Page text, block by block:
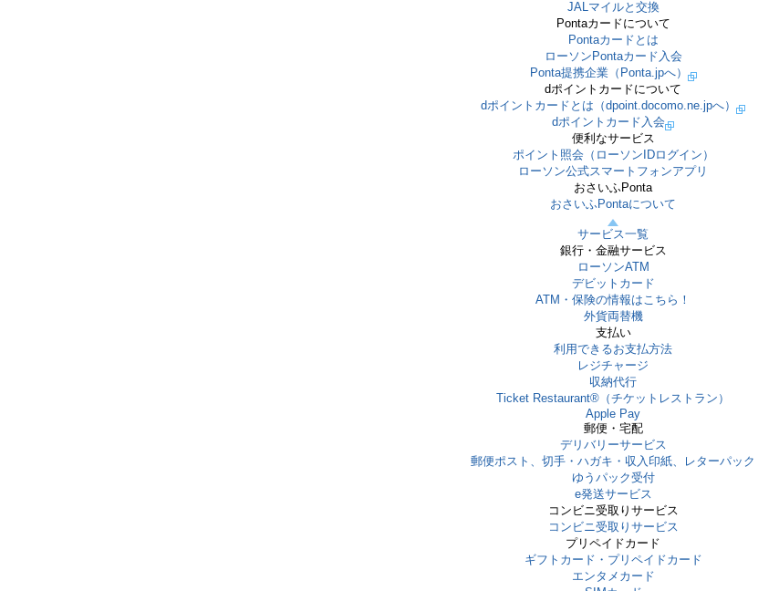
JALマイルと交換
Pontaカードについて
Pontaカードとは
ローソンPontaカード入会
Ponta提携企業（Ponta.jpへ）
dポイントカードについて
dポイントカードとは（dpoint.docomo.ne.jpへ）
dポイントカード入会
便利なサービス
ポイント照会（ローソンIDログイン）
ローソン公式スマートフォンアプリ
おさいふPonta
おさいふPontaについて
サービス一覧
銀行・金融サービス
ローソンATM
デビットカード
ATM・保険の情報はこちら！
外貨両替機
支払い
利用できるお支払方法
レジチャージ
収納代行
Ticket Restaurant®（チケットレストラン）
Apple Pay
郵便・宅配
デリバリーサービス
郵便ポスト、切手・ハガキ・収入印紙、レターパック
ゆうパック受付
e発送サービス
コンビニ受取りサービス
コンビニ受取りサービス
プリペイドカード
ギフトカード・プリペイドカード
エンタメカード